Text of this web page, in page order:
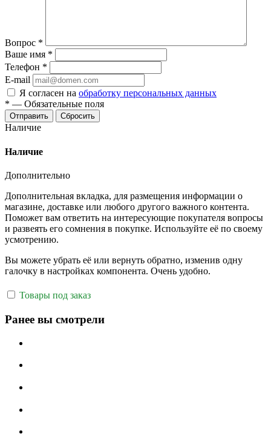
Вопрос *
Ваше имя *
Телефон *
E-mail
Я согласен на обработку персональных данных
* — Обязательные поля
Отправить Сбросить
Наличие
Наличие
Дополнительно
Дополнительная вкладка, для размещения информации о
магазине, доставке или любого другого важного контента.
Поможет вам ответить на интересующие покупателя вопросы
и развеять его сомнения в покупке. Используйте её по своему
усмотрению.
Вы можете убрать её или вернуть обратно, изменив одну
галочку в настройках компонента. Очень удобно.
Товары под заказ
Ранее вы смотрели